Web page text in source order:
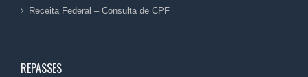
Receita Federal – Consulta de CPF
REPASSES